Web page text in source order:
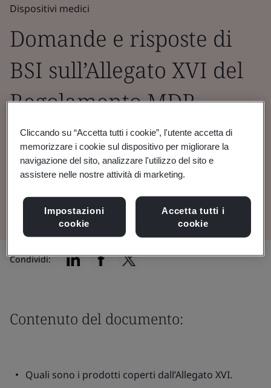
Dispositivi medici
Domande e risposte di
BSI sull’Allegato XVI del
Regolamento MDR
Domande e risposte per i prodotti senza
destinazione d’uso medica.
Vedi e scarica il documento
Condividi:
Contenuto del documento:
Quali sono i prodotti coperti dall’Allegato XVI.
Cliccando su “Accetta tutti i cookie”, l'utente accetta di
memorizzare i cookie sul dispositivo per migliorare la
navigazione del sito, analizzare l'utilizzo del sito e
assistere nelle nostre attività di marketing.
Impostazioni
cookie
Accetta tutti i
cookie